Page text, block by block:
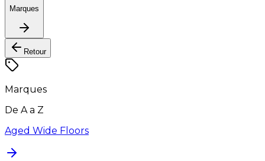
Marques
Retour
Marques
De A a Z
Aged Wide Floors